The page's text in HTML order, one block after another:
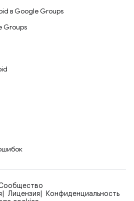
в Google Groups
Groups
Лицензия
Конфиденциальность